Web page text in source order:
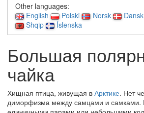
Other languages:
English
Polski Norsk Dansk
Shqip
Íslenska
Большая
чайка
Хищная птица, живущая в Арктике. Нет
диморфизма между самцами и самками.